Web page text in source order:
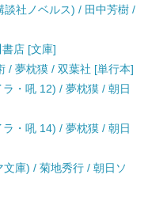
談社ノベルス) / 田中芳樹 /
店 [文庫]
/ 夢枕獏 / 双葉社 [単行本]
・吼 12) / 夢枕獏 / 朝日
・吼 14) / 夢枕獏 / 朝日
庫) / 菊地秀行 / 朝日ソ